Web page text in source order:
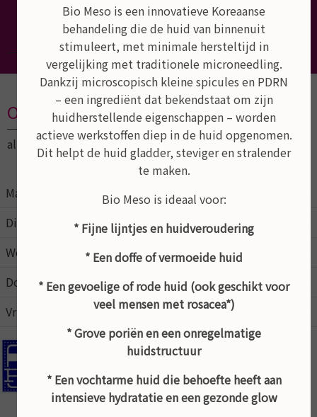
Dé schoonheidssalon van Empel,
Rosmalen en Den Bosch
Openingstijden
altijd op afspraak
Maandag
Dinsdag
09:00
Woensdag
09:00
Donderdag
09:00
17:00
Vrijdag
09:00
In de schoonheidsalon kunt u pinnen
Behandeling op afspraak
Bio Meso is een innovatieve Koreaanse
behandeling die de huid van binnenuit
stimuleert, met minimale hersteltijd in
vergelijking met traditionele microneedling.
Dankzij microscopisch kleine spicules en PDRN
– een ingrediënt dat bekendstaat om zijn
huidherstellende eigenschappen – worden
actieve werkstoffen diep in de huid opgenomen.
Dit helpt de huid gladder, steviger en stralender
te maken.
Bio Meso is ideaal voor:
* Fijne lijntjes en huidveroudering
* Een doffe of vermoeide huid
* Een gevoelige of rode huid (ook geschikt voor
veel mensen met rosacea*)
* Grove poriën en een onregelmatige
huidstructuur
* Een vochtarme huid die behoefte heeft aan
intensieve hydratatie en een gezonde glow